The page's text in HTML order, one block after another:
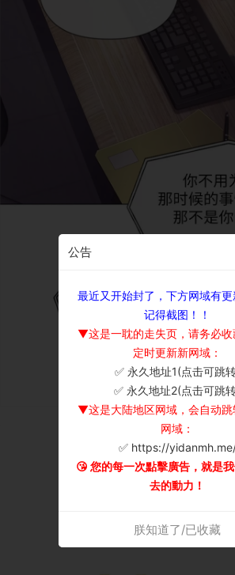
公告
最近又开始封了，下方网域有
记得截图！！
▼这是一耽的走失页，请务必收
定时更新新网域：
✅ 永久地址1(点击可跳
✅ 永久地址2(点击可跳
▼这是大陆地区网域，会自动跳
网域：
✅ https://
😘 您的每一次點擊廣告，就是
去的動力！
朕知道了/已收藏